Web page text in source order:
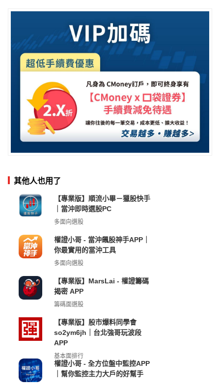
其他人也用了
【專業版】順流小畢－獵股快手
｜當沖即時選股PC
多面向選股
權證小哥 - 當沖飆股神手APP｜
你最實用的當沖工具
多面向選股
【專業版】MarsLai - 權證籌碼
揭密 APP
籌碼面選股
【專業版】股市爆料同學會
so2ym6jh｜台北強哥玩波段
APP
基本面排行
權證小哥 - 全方位盤中監控APP
｜幫你監控主力大戶的好幫手